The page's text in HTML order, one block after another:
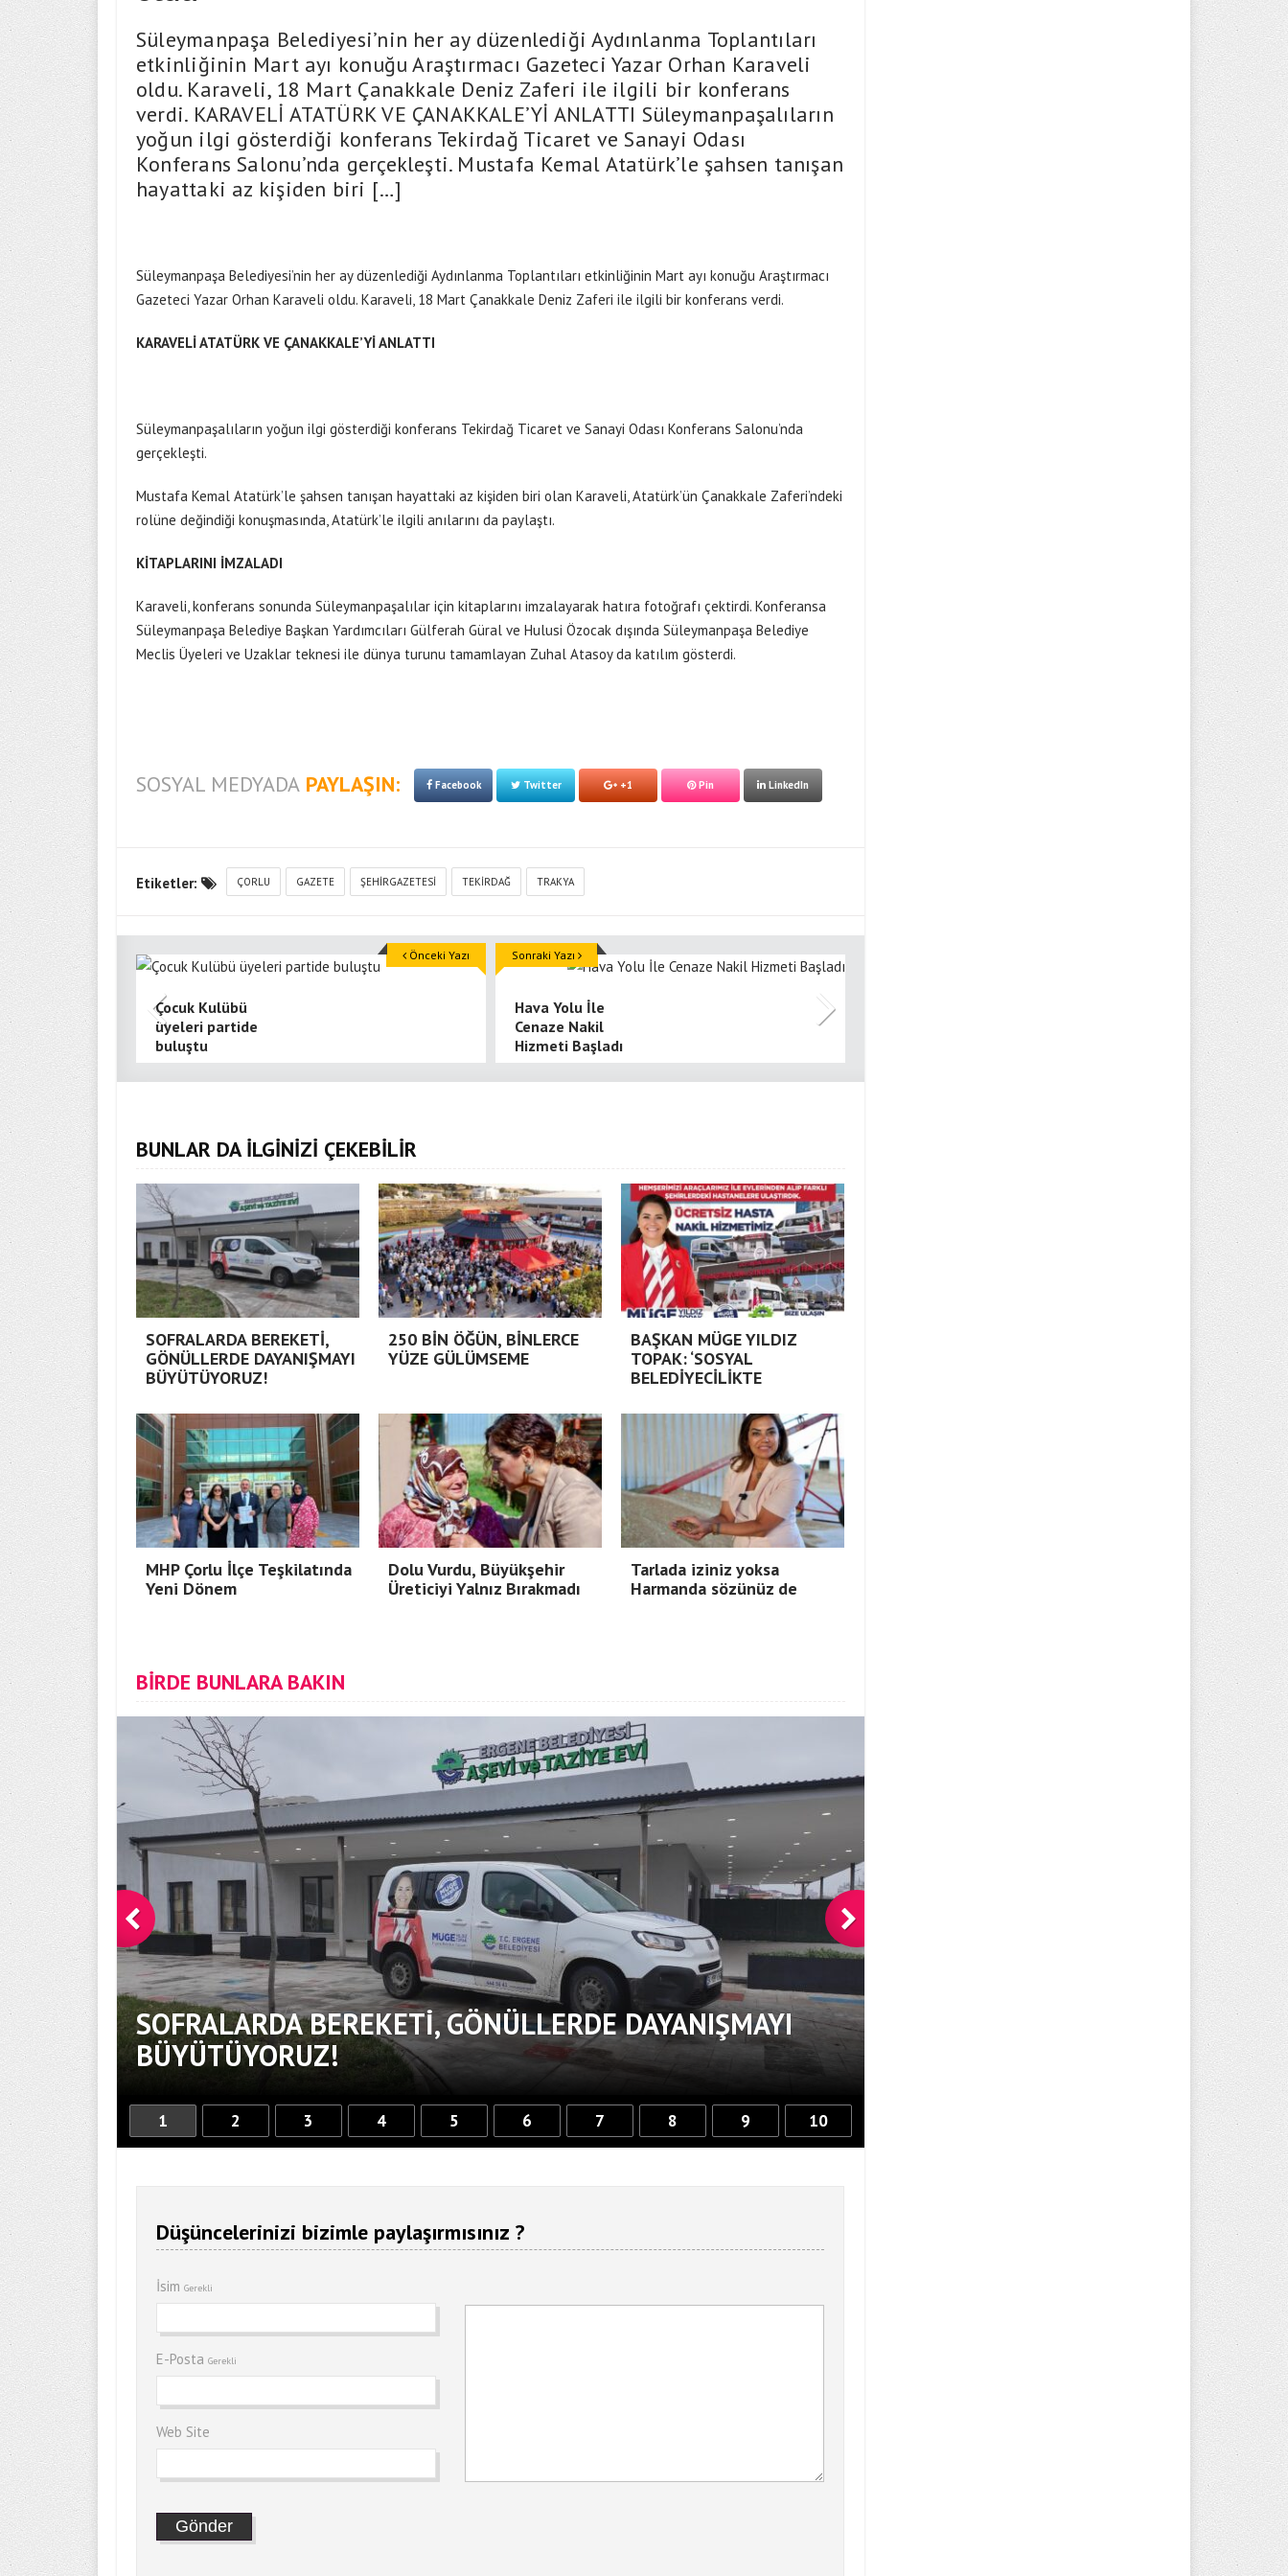
Süleymanpaşa Belediyesi’nin her ay düzenlediği Aydınlanma Toplantıları
etkinliğinin Mart ayı konuğu Araştırmacı Gazeteci Yazar Orhan Karaveli
oldu. Karaveli, 18 Mart Çanakkale Deniz Zaferi ile ilgili bir konferans
verdi. KARAVELİ ATATÜRK VE ÇANAKKALE’Yİ ANLATTI Süleymanpaşalıların
yoğun ilgi gösterdiği konferans Tekirdağ Ticaret ve Sanayi Odası
Konferans Salonu’nda gerçekleşti. Mustafa Kemal Atatürk’le şahsen tanışan
hayattaki az kişiden biri […]
Süleymanpaşa Belediyesi’nin her ay düzenlediği Aydınlanma Toplantıları etkinliğinin Mart ayı konuğu Araştırmacı
Gazeteci Yazar Orhan Karaveli oldu. Karaveli, 18 Mart Çanakkale Deniz Zaferi ile ilgili bir konferans verdi.
KARAVELİ ATATÜRK VE ÇANAKKALE’Yİ ANLATTI
Süleymanpaşalıların yoğun ilgi gösterdiği konferans Tekirdağ Ticaret ve Sanayi Odası Konferans Salonu’nda
gerçekleşti.
Mustafa Kemal Atatürk’le şahsen tanışan hayattaki az kişiden biri olan Karaveli, Atatürk’ün Çanakkale Zaferi’ndeki
rolüne değindiği konuşmasında, Atatürk’le ilgili anılarını da paylaştı.
KİTAPLARINI İMZALADI
Karaveli, konferans sonunda Süleymanpaşalılar için kitaplarını imzalayarak hatıra fotoğrafı çektirdi. Konferansa
Süleymanpaşa Belediye Başkan Yardımcıları Gülferah Güral ve Hulusi Özocak dışında Süleymanpaşa Belediye
Meclis Üyeleri ve Uzaklar teknesi ile dünya turunu tamamlayan Zuhal Atasoy da katılım gösterdi.
SOSYAL MEDYADA PAYLAŞIN: Facebook Twitter +1 Pin LinkedIn
Etiketler: ÇORLU GAZETE ŞEHIRGAZETESI TEKIRDAĞ TRAKYA
Çocuk Kulübü
üyeleri partide
buluştu
Önceki Yazı
Hava Yolu İle
Cenaze Nakil
Hizmeti Başladı
Sonraki Yazı
BUNLAR DA İLGİNİZİ ÇEKEBİLİR
SOFRALARDA BEREKETİ,
GÖNÜLLERDE DAYANIŞMAYI
BÜYÜTÜYORUZ!
250 BİN ÖĞÜN, BİNLERCE
YÜZE GÜLÜMSEME
BAŞKAN MÜGE YILDIZ
TOPAK: ‘SOSYAL
BELEDİYECİLİKTE
MHP Çorlu İlçe Teşkilatında
Yeni Dönem
Dolu Vurdu, Büyükşehir
Üreticiyi Yalnız Bırakmadı
Tarlada iziniz yoksa
Harmanda sözünüz de
BİRDE BUNLARA BAKIN
SOFRALARDA BEREKETİ, GÖNÜLLERDE DAYANIŞMAYI
BÜYÜTÜYORUZ!
250 BİN ÖĞÜN, BİNLERCE
1 2 3 4 5 6 7 8 9 10
Düşüncelerinizi bizimle paylaşırmısınız ?
İsim Gerekli
E-Posta Gerekli
Web Site